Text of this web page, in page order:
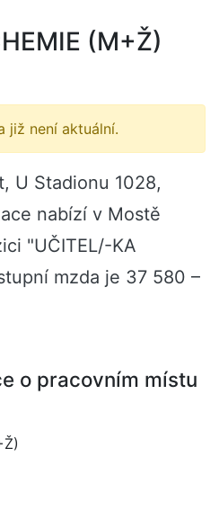
(M+Ž)
již není aktuální.
U Stadionu 1028,
nabízí v Mostě
"UČITEL/-KA
mzda je 37 580 –
o pracovním místu